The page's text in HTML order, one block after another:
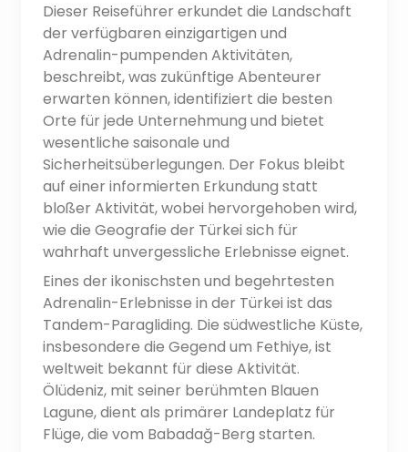
Dieser Reiseführer erkundet die Landschaft
der verfügbaren einzigartigen und
Adrenalin-pumpenden Aktivitäten,
beschreibt, was zukünftige Abenteurer
erwarten können, identifiziert die besten
Orte für jede Unternehmung und bietet
wesentliche saisonale und
Sicherheitsüberlegungen. Der Fokus bleibt
auf einer informierten Erkundung statt
bloßer Aktivität, wobei hervorgehoben wird,
wie die Geografie der Türkei sich für
wahrhaft unvergessliche Erlebnisse eignet.
Eines der ikonischsten und begehrtesten
Adrenalin-Erlebnisse in der Türkei ist das
Tandem-Paragliding. Die südwestliche Küste,
insbesondere die Gegend um Fethiye, ist
weltweit bekannt für diese Aktivität.
Ölüdeniz, mit seiner berühmten Blauen
Lagune, dient als primärer Landeplatz für
Flüge, die vom Babadağ-Berg starten.